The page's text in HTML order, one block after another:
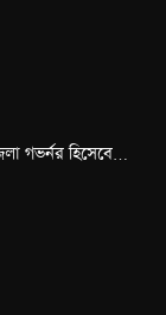
গভর্নর হিসেবে…